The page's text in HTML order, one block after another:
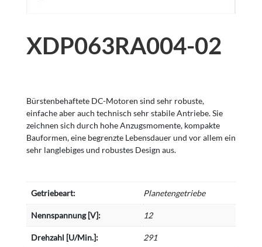
XDP063RA004-02
Bürstenbehaftete DC-Motoren sind sehr robuste,
einfache aber auch technisch sehr stabile Antriebe. Sie
zeichnen sich durch hohe Anzugsmomente, kompakte
Bauformen, eine begrenzte Lebensdauer und vor allem ein
sehr langlebiges und robustes Design aus.
Getriebeart: Planetengetriebe
Nennspannung [V]: 12
Drehzahl [U/Min.]: 291